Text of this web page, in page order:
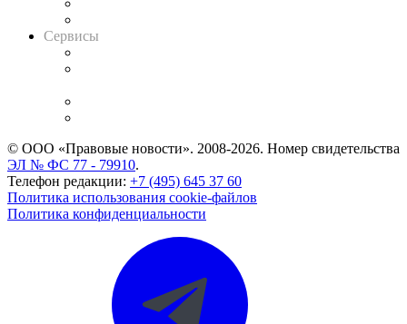
Сервисы
© ООО «Правовые новости». 2008-2026. Номер свидетельства
ЭЛ № ФС 77 - 79910.
Телефон редакции: +7 (495) 645 37 60
Политика использования cookie-файлов
Политика конфиденциальности